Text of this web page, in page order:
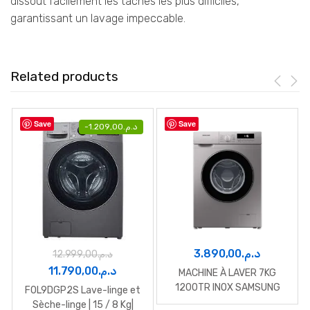
garantissant un lavage impeccable.
Related products
Save - د.م.1.209,00
د.م.12.999,00
Le
prix
initial
د.م.11.790,00
Le
prix
actuel
F0L9DGP2S Lave-linge et
Sèche-linge | 15 / 8 Kg|
Save
د.م.3.890,00
MACHINE À LAVER 7KG
1200TR INOX SAMSUNG